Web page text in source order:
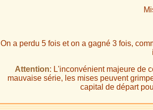
On a perdu 5 fois et on a gagné 3 fois,
Attention: L'inconvénient majeure de
mauvaise série, les mises peuvent
capital de départ